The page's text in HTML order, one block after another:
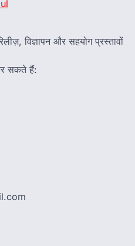
विज्ञापन और सहयोग प्रस्तावों
सकते हैं: